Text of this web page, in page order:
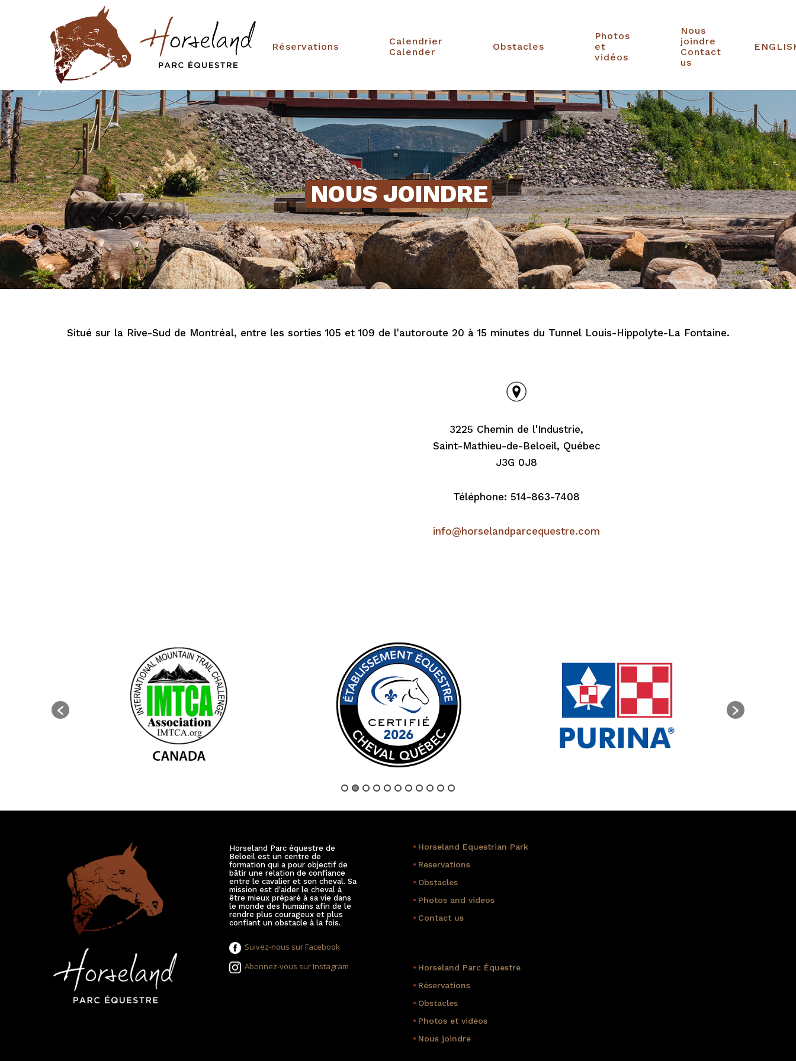
Réservations
Calendrier
Calender
Obstacles
Photos
et
vidéos
Nous
joindre
Contact
us
NOUS JOINDRE
Situé sur la Rive-Sud de Montréal, entre les sorties 105 et 109 de l'autoroute 20 à 15 minutes du Tunnel Louis-Hippolyte-La Fontaine.
3225 Chemin de l'Industrie,
Saint-Mathieu-de-Beloeil, Québec
J3G 0J8
Téléphone: 514-863-7408
info@horselandparcequestre.com
Horseland Parc équestre de
Beloeil est un centre de
formation qui a pour objectif de
bâtir une relation de confiance
entre le cavalier et son cheval. Sa
mission est d'aider le cheval à
être mieux préparé à sa vie dans
le monde des humains afin de le
rendre plus courageux et plus
confiant un obstacle à la fois.
Suivez-nous sur Facebook
Abonnez-vous sur Instagram
• Horseland Equestrian Park
• Reservations
• Obstacles
• Photos and videos
• Contact us
• Horseland Parc Équestre
• Réservations
• Obstacles
• Photos et vidéos
• Nous joindre